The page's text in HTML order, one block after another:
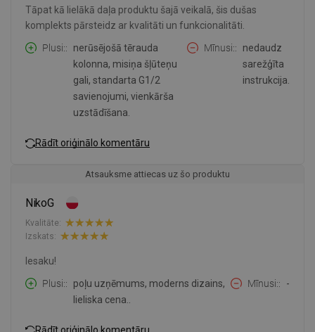
Tāpat kā lielākā daļa produktu šajā veikalā, šis dušas
komplekts pārsteidz ar kvalitāti un funkcionalitāti.
Plusi:
nerūsējošā tērauda
kolonna, misiņa šļūteņu
gali, standarta G1/2
savienojumi, vienkārša
uzstādīšana.
Mīnusi:
nedaudz
sarežģīta
instrukcija.
Rādīt oriģinālo komentāru
Atsauksme attiecas uz šo produktu
NikoG
Kvalitāte:
Izskats:
Iesaku!
Plusi:
poļu uzņēmums, moderns dizains,
lieliska cena..
Mīnusi: -